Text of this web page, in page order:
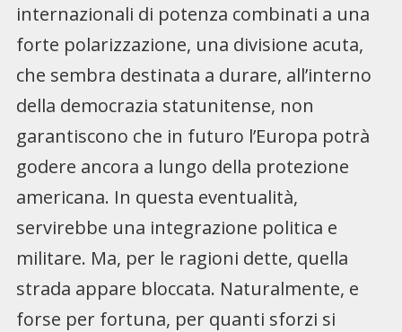
internazionali di potenza combinati a una
forte polarizzazione, una divisione acuta,
che sembra destinata a durare, all’interno
della democrazia statunitense, non
garantiscono che in futuro l’Europa potrà
godere ancora a lungo della protezione
americana. In questa eventualità,
servirebbe una integrazione politica e
militare. Ma, per le ragioni dette, quella
strada appare bloccata. Naturalmente, e
forse per fortuna, per quanti sforzi si